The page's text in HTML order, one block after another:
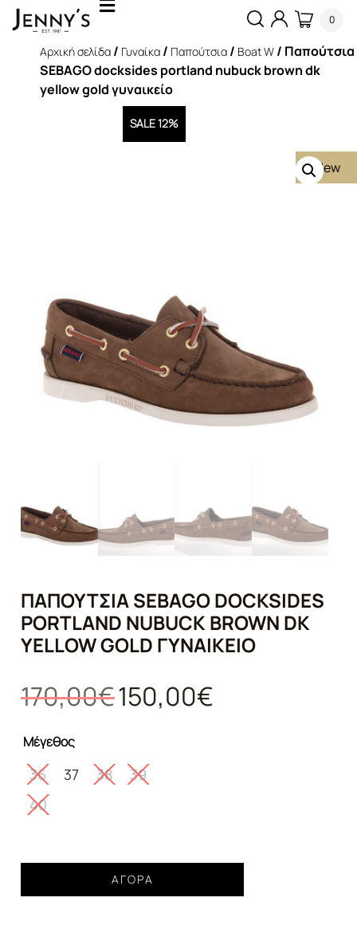
0
Αρχική σελίδα / Γυναίκα / Παπούτσια / Boat W / Παπούτσια
SEBAGO docksides portland nubuck brown dk
yellow gold γυναικείο
New
SALE 12%
ΠΑΠΟΎΤΣΙΑ SEBAGO DOCKSIDES
PORTLAND NUBUCK BROWN DK
YELLOW GOLD ΓΥΝΑΙΚΕΊΟ
170,00€ Original
price
150,00€
Μέγεθος
36 37 38
39
40
ΑΓΟΡΆ